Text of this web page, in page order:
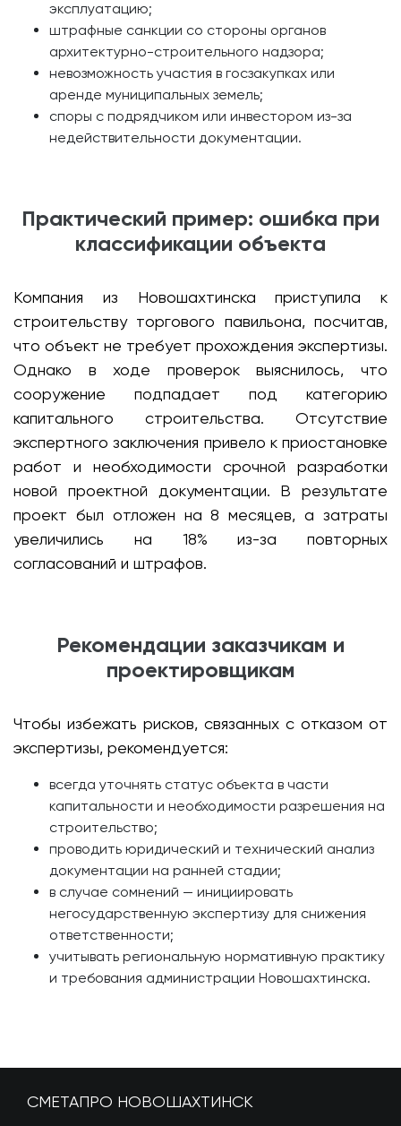
эксплуатацию;
штрафные санкции со стороны органов
архитектурно-строительного надзора;
невозможность участия в госзакупках или
аренде муниципальных земель;
споры с подрядчиком или инвестором из-за
недействительности документации.
Практический пример: ошибка при
классификации объекта
Компания из Новошахтинска приступила к
строительству торгового павильона, посчитав,
что объект не требует прохождения экспертизы.
Однако в ходе проверок выяснилось, что
сооружение подпадает под категорию
капитального строительства. Отсутствие
экспертного заключения привело к приостановке
работ и необходимости срочной разработки
новой проектной документации. В результате
проект был отложен на 8 месяцев, а затраты
увеличились на 18% из-за повторных
согласований и штрафов.
Рекомендации заказчикам и
проектировщикам
Чтобы избежать рисков, связанных с отказом от
экспертизы, рекомендуется:
всегда уточнять статус объекта в части
капитальности и необходимости разрешения на
строительство;
проводить юридический и технический анализ
документации на ранней стадии;
в случае сомнений — инициировать
негосударственную экспертизу для снижения
ответственности;
учитывать региональную нормативную практику
и требования администрации Новошахтинска.
СМЕТАПРО НОВОШАХТИНСК